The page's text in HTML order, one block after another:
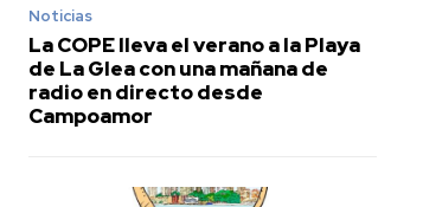
Noticias
La COPE lleva el verano a la Playa
de La Glea con una mañana de
radio en directo desde
Campoamor